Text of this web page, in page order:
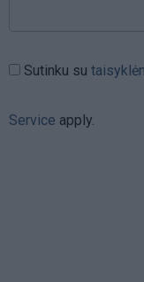
Sutinku su
Service apply.